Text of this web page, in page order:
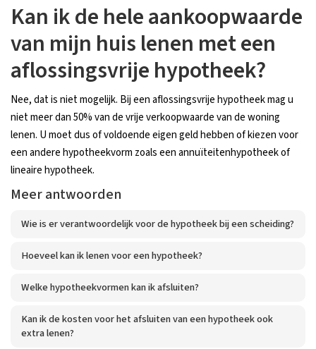
Kan ik de hele aankoopwaarde
van mijn huis lenen met een
aflossingsvrije hypotheek?
Nee, dat is niet mogelijk. Bij een aflossingsvrije hypotheek mag u
niet meer dan 50% van de vrije verkoopwaarde van de woning
lenen. U moet dus of voldoende eigen geld hebben of kiezen voor
een andere hypotheekvorm zoals een annuïteitenhypotheek of
lineaire hypotheek.
Meer antwoorden
Wie is er verantwoordelijk voor de hypotheek bij een scheiding?
Hoeveel kan ik lenen voor een hypotheek?
Welke hypotheekvormen kan ik afsluiten?
Kan ik de kosten voor het afsluiten van een hypotheek ook
extra lenen?